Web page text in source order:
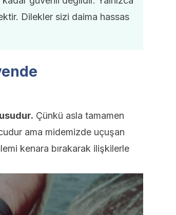
Dilekler sizi daima hassas
Çünkü asla tamamen
ama midemizde uçuşan
kenara bırakarak ilişkilerle